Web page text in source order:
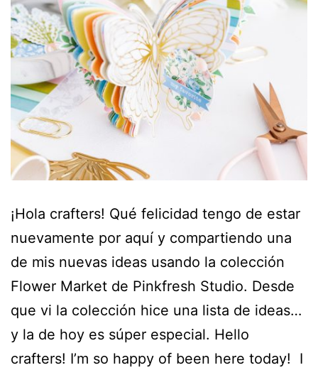
¡Hola crafters! Qué felicidad tengo de estar
nuevamente por aquí y compartiendo una
de mis nuevas ideas usando la colección
Flower Market de Pinkfresh Studio. Desde
que vi la colección hice una lista de ideas…
y la de hoy es súper especial. Hello
crafters! I’m so happy of been here today! I